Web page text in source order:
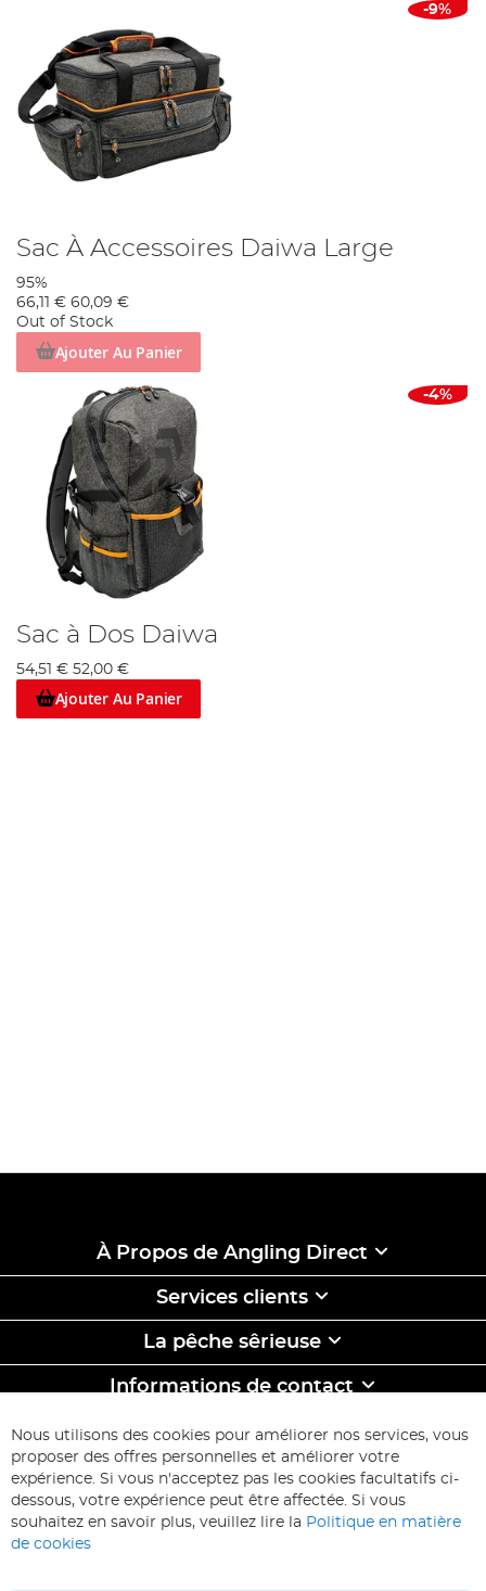
-9%
Sac À Accessoires Daiwa Large
95%
66,11 € 60,09 €
Out of Stock
Ajouter Au Panier
-4%
Sac à Dos Daiwa
54,51 € 52,00 €
Ajouter Au Panier
À Propos de Angling Direct
Services clients
La pêche sêrieuse
Informations de contact
ABONNEZ-VOUS & ECONOMISEZ
Inscription
à
d’information
:
Inscription
Nous utilisons des cookies pour améliorer nos services, vous
proposer des offres personnelles et améliorer votre
expérience. Si vous n'acceptez pas les cookies facultatifs ci-
dessous, votre expérience peut être affectée. Si vous
souhaitez en savoir plus, veuillez lire la Politique en matière
de cookies